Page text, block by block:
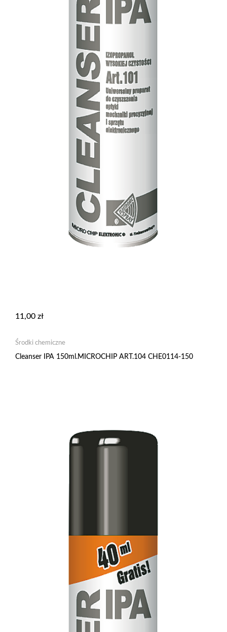
11,00 zł
Środki chemiczne
Cleanser IPA 150ml.MICROCHIP ART.104 CHE0114-150